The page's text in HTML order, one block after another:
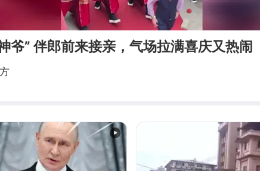
爷” 伴郎前来接亲，气场拉满喜庆又热闹